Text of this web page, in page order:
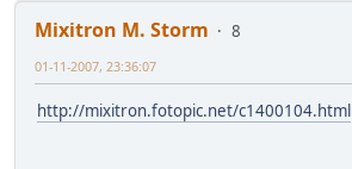
Mixitron M. Storm
8
01-11-2007, 23:36:07
http://mixitron.fotopic.net/c1400104.html